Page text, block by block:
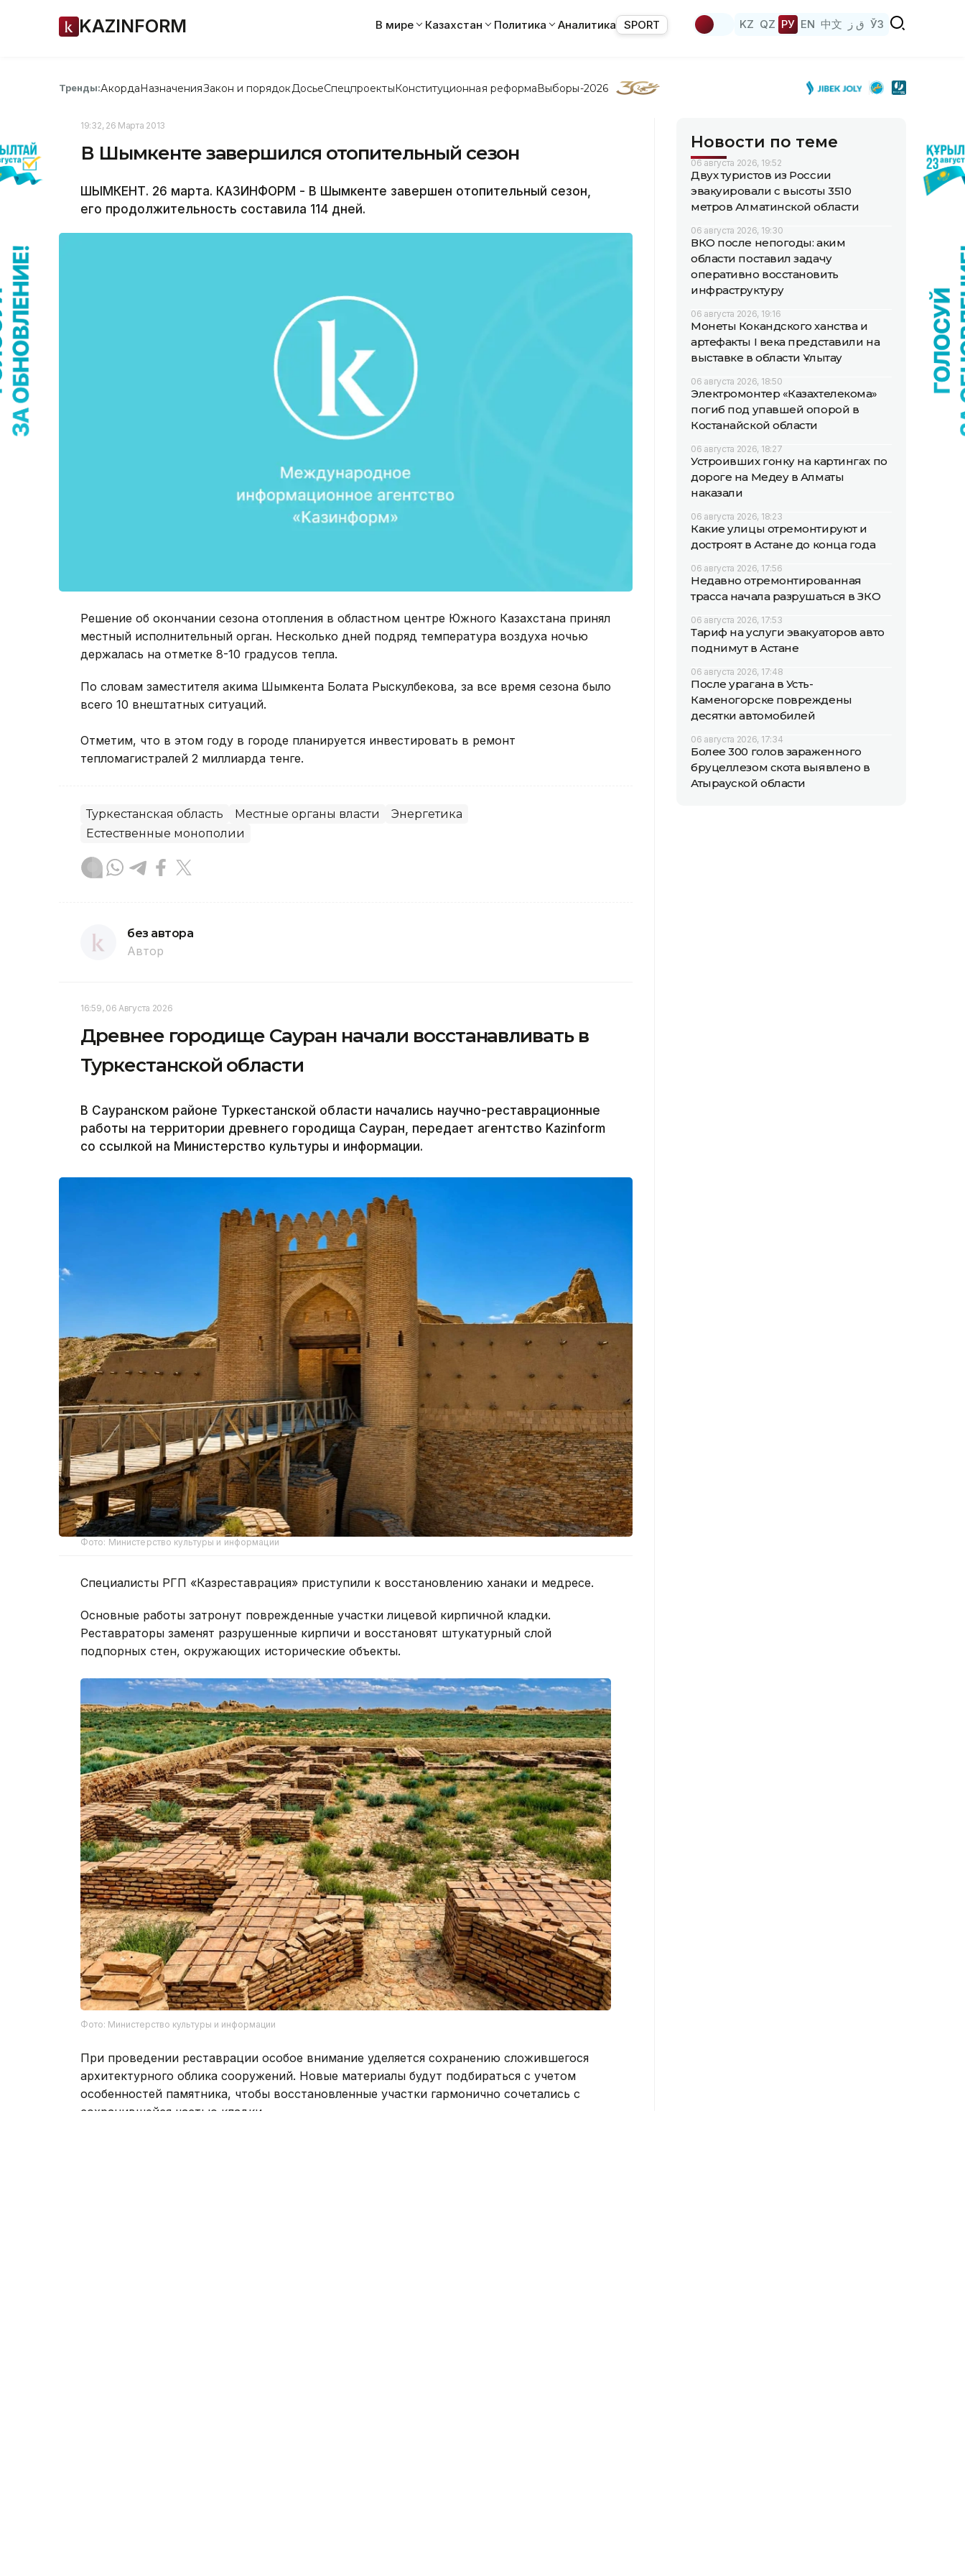
KAZINFORM В мире Казахстан Политика Аналитика SPORT KZ QZ РУ EN 中文 ق ز ЎЗ
Тренды:АкордаНазначенияЗакон и порядок ДосьеСпецпроектыКонституционная реформаВыборы-2026
19:32, 26 Марта 2013
В Шымкенте завершился отопительный сезон
ШЫМКЕНТ. 26 марта. КАЗИНФОРМ - В Шымкенте завершен отопительный сезон,
его продолжительность составила 114 дней.
Решение об окончании сезона отопления в областном центре Южного Казахстана принял
местный исполнительный орган. Несколько дней подряд температура воздуха ночью
держалась на отметке 8-10 градусов тепла.
По словам заместителя акима Шымкента Болата Рыскулбекова, за все время сезона было
всего 10 внештатных ситуаций.
Отметим, что в этом году в городе планируется инвестировать в ремонт
тепломагистралей 2 миллиарда тенге.
Туркестанская область Местные органы власти
Энергетика
Естественные монополии
без автора
Автор
16:59, 06 Августа 2026
Древнее городище Сауран начали восстанавливать в
Туркестанской области
В Сауранском районе Туркестанской области начались научно-реставрационные
работы на территории древнего городища Сауран, передает агентство Kazinform
со ссылкой на Министерство культуры и информации.
Фото: Министерство культуры и информации
Специалисты РГП «Казреставрация» приступили к восстановлению ханаки и медресе.
Основные работы затронут поврежденные участки лицевой кирпичной кладки.
Реставраторы заменят разрушенные кирпичи и восстановят штукатурный слой
подпорных стен, окружающих исторические объекты.
Фото: Министерство культуры и информации
При проведении реставрации особое внимание уделяется сохранению сложившегося
архитектурного облика сооружений. Новые материалы будут подбираться с учетом
особенностей памятника, чтобы восстановленные участки гармонично сочетались с
сохранившейся частью кладки.
Новости по теме
06 августа 2026, 19:52
Двух туристов из России
эвакуировали с высоты 3510
метров Алматинской области
06 августа 2026, 19:30
ВКО после непогоды: аким
области поставил задачу
оперативно восстановить
инфраструктуру
06 августа 2026, 19:16
Монеты Кокандского ханства и
артефакты I века представили на
выставке в области Ұлытау
06 августа 2026, 18:50
Электромонтер «Казахтелекома»
погиб под упавшей опорой в
Костанайской области
06 августа 2026, 18:27
Устроивших гонку на картингах по
дороге на Медеу в Алматы
наказали
06 августа 2026, 18:23
Какие улицы отремонтируют и
достроят в Астане до конца года
06 августа 2026, 17:56
Недавно отремонтированная
трасса начала разрушаться в ЗКО
06 августа 2026, 17:53
Тариф на услуги эвакуаторов авто
поднимут в Астане
06 августа 2026, 17:48
После урагана в Усть-
Каменогорске повреждены
десятки автомобилей
06 августа 2026, 17:34
Более 300 голов зараженного
бруцеллезом скота выявлено в
Атырауской области